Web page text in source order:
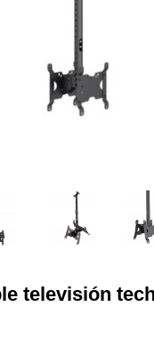
televisión